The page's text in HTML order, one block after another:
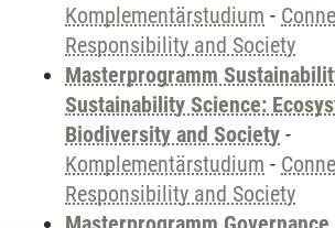
Komplementärstudium -
Responsibility and Society
Masterprogramm
Sustainability Science:
Biodiversity and Society -
Komplementärstudium -
Responsibility and Society